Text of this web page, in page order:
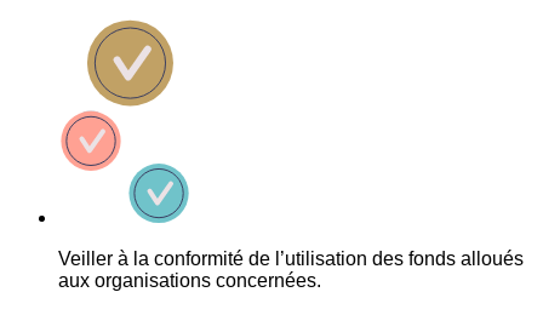
Veiller à la conformité de l’utilisation des fonds alloués
aux organisations concernées.